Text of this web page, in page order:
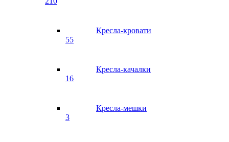
Кресла-кровати
55
Кресла-качалки
16
Кресла-мешки
3